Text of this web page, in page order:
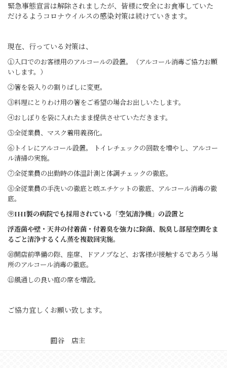
緊急事態宣言は解除されましたが、皆様に安全にお食事していた
だけるようコロナウイルスの感染対策は続けていきます。
現在、行っている対策は、
①入口でのお客様用のアルコールの設置。（アルコール消毒ご協力お願
いします。）
②箸を袋入りの割りばしに変更。
③料理にとりわけ用の箸をご希望の場合お出しいたします。
④おしぼりを袋に入れたまま提供させていただきます。
⑤全従業員、マスク着用義務化。
⑥トイレにアルコール設置。 トイレチェックの回数を増やし、アルコー
ル清掃の実施。
⑦全従業員の出勤時の体温計測と体調チェックの徹底。
⑧全従業員の手洗いの徹底と咳エチケットの徹底、アルコール消毒の徹
底。
⑨IHI製の病院でも採用されている「空気清浄機」の設置と
浮遊菌や壁・天井の付着菌・付着臭を強力に除菌、脱臭し部屋空間をま
るごと清浄するくん蒸を複数回実施。
⑩開店前準備の際、座席、ドアノブなど、お客様が接触するであろう場
所のアルコール消毒の徹底。
⑪風通しの良い庭の席を増設。
ご協力宜しくお願い致します。
圓谷 店主